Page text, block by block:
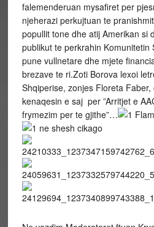
falemenderuan mysafiret per
njeherazi perkujtuan te
popullit tone dhe atij Amerikan si
publikut te perkrahin Komunitetin
pune vullnetare dhe mjete
brezave te ri.Zoti Borova lexoi
Shqiperise, zonjes Floreta
kenaqesin e saj per ”Arritjet e
frymezim per te gjithe”…